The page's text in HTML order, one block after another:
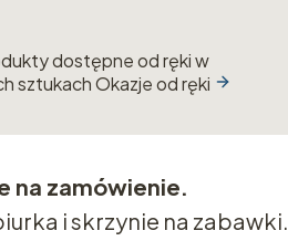
dostępne od ręki w
sztukachOkazje od ręki
na zamówienie.
i skrzynie na zabawki.